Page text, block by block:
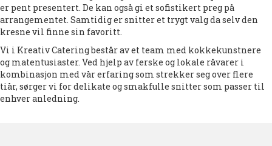
er pent presentert. De kan også gi et sofistikert preg på
arrangementet. Samtidig er snitter et trygt valg da selv den
kresne vil finne sin favoritt.
Vi i Kreativ Catering består av et team med kokkekunstnere
og matentusiaster. Ved hjelp av ferske og lokale råvarer i
kombinasjon med vår erfaring som strekker seg over flere
tiår, sørger vi for delikate og smakfulle snitter som passer til
enhver anledning.